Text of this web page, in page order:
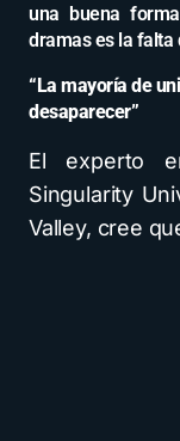
una buena
dramas es la falta
“La mayoría de
desaparecer”
El experto
Singularity
Valley, cree